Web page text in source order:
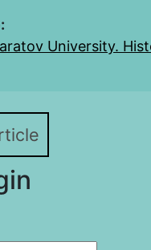
University.